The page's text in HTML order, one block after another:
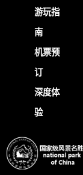
游玩指
南
机票预
订
深度体
验